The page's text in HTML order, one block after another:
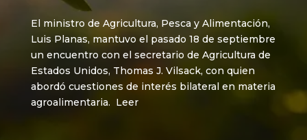
El ministro de Agricultura, Pesca y Alimentación,
Luis Planas, mantuvo el pasado 18 de septiembre
un encuentro con el secretario de Agricultura de
Estados Unidos, Thomas J. Vilsack, con quien
abordó cuestiones de interés bilateral en materia
agroalimentaria. Leer